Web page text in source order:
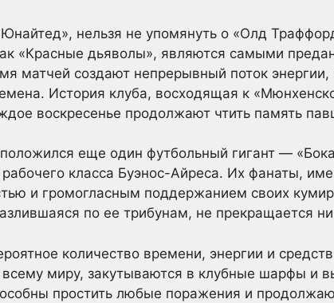
нельзя не упомянуть о «Олд
«Красные дьяволы», являются самыми
матчей создают непрерывный поток энергии,
История клуба, восходящая к
воскресенье продолжают чтить память
еще один футбольный гигант —
класса Буэнос-Айреса. Их фанаты,
и громогласным поддержанием своих
по ее трибунам, не прекращается
количество времени, энергии и
миру, закутываются в клубные шарфы и
простить любые поражения и